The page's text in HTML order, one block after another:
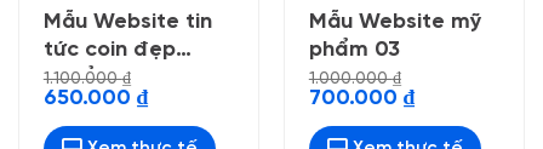
Mẫu Website tin
tức coin đẹp
chuẩn seo
1.100.000₫
Giá
gốc
là:
1.100.000 ₫.
650.000 ₫Giá
hiện
tại
là:
Mẫu Website mỹ
phẩm 03
1.000.000₫
Giá
gốc
là:
1.000.000 ₫.
700.000 ₫Giá
hiện
tại
là: